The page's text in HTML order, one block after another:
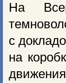
На
с
на